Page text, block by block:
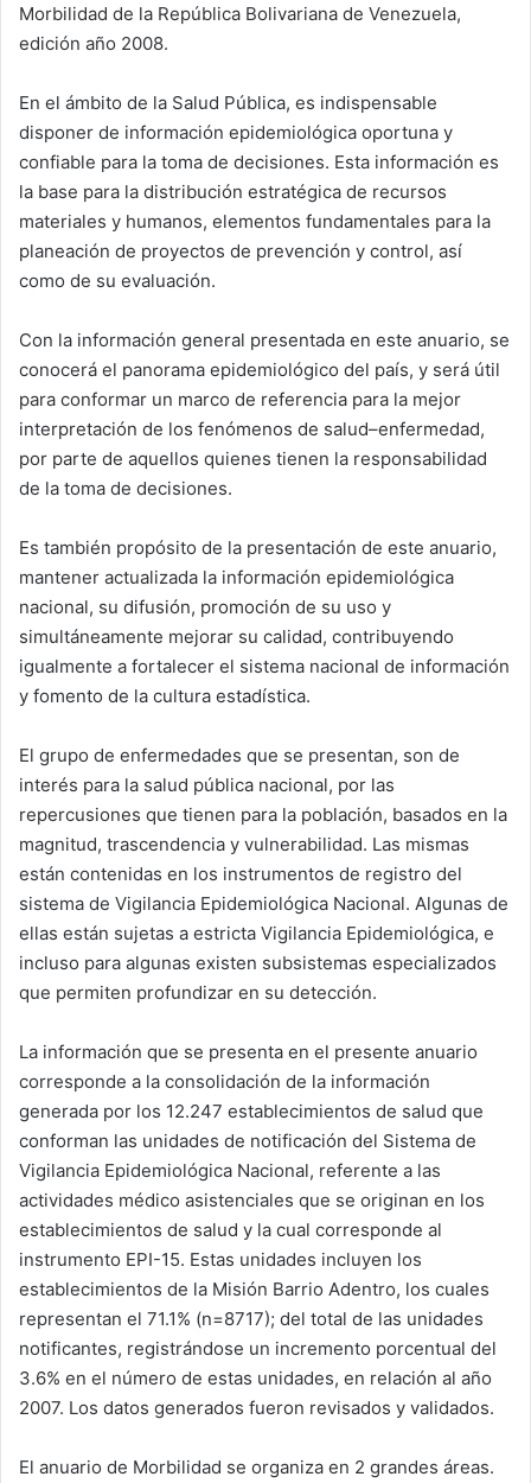
Morbilidad de la República Bolivariana de Venezuela,
edición año 2008.
En el ámbito de la Salud Pública, es indispensable
disponer de información epidemiológica oportuna y
confiable para la toma de decisiones. Esta información es
la base para la distribución estratégica de recursos
materiales y humanos, elementos fundamentales para la
planeación de proyectos de prevención y control, así
como de su evaluación.
Con la información general presentada en este anuario, se
conocerá el panorama epidemiológico del país, y será útil
para conformar un marco de referencia para la mejor
interpretación de los fenómenos de salud–enfermedad,
por parte de aquellos quienes tienen la responsabilidad
de la toma de decisiones.
Es también propósito de la presentación de este anuario,
mantener actualizada la información epidemiológica
nacional, su difusión, promoción de su uso y
simultáneamente mejorar su calidad, contribuyendo
igualmente a fortalecer el sistema nacional de información
y fomento de la cultura estadística.
El grupo de enfermedades que se presentan, son de
interés para la salud pública nacional, por las
repercusiones que tienen para la población, basados en la
magnitud, trascendencia y vulnerabilidad. Las mismas
están contenidas en los instrumentos de registro del
sistema de Vigilancia Epidemiológica Nacional. Algunas de
ellas están sujetas a estricta Vigilancia Epidemiológica, e
incluso para algunas existen subsistemas especializados
que permiten profundizar en su detección.
La información que se presenta en el presente anuario
corresponde a la consolidación de la información
generada por los 12.247 establecimientos de salud que
conforman las unidades de notificación del Sistema de
Vigilancia Epidemiológica Nacional, referente a las
actividades médico asistenciales que se originan en los
establecimientos de salud y la cual corresponde al
instrumento EPI-15. Estas unidades incluyen los
establecimientos de la Misión Barrio Adentro, los cuales
representan el 71.1% (n=8717); del total de las unidades
notificantes, registrándose un incremento porcentual del
3.6% en el número de estas unidades, en relación al año
2007. Los datos generados fueron revisados y validados.
El anuario de Morbilidad se organiza en 2 grandes áreas.